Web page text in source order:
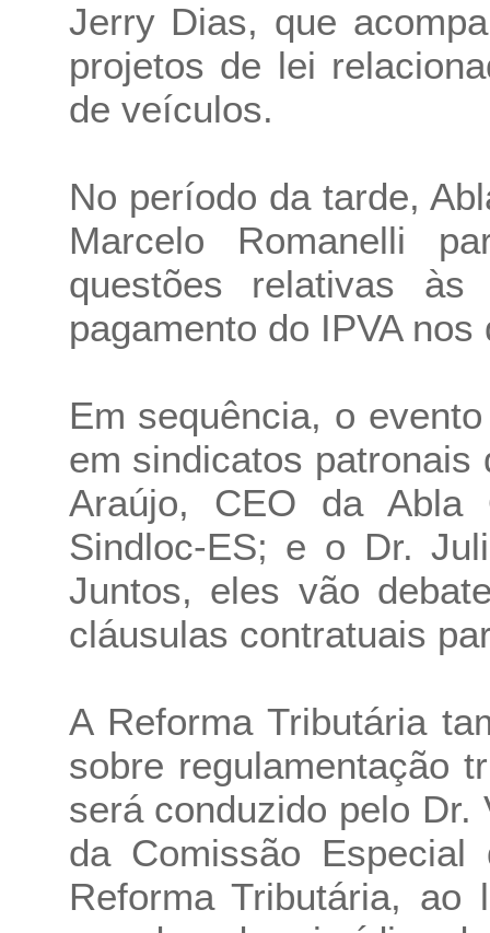
Jerry Dias, que
projetos de lei
de veículos.
No período da tarde,
Marcelo Romanelli
questões relativas
pagamento do IPVA
Em sequência, o
em sindicatos
Araújo, CEO da
Sindloc-ES; e o Dr.
Juntos, eles vão
cláusulas contratuais
A Reforma Tributária
sobre regulamentação
será conduzido pelo
da Comissão
Reforma Tributária, ao